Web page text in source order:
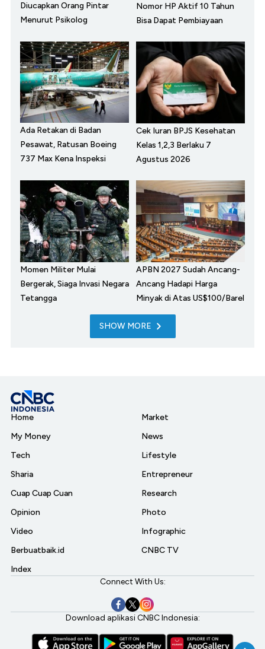
Diucapkan Orang Pintar
Menurut Psikolog
Nomor HP Aktif 10 Tahun
Bisa Dapat Pembiayaan
Ada Retakan di Badan
Pesawat, Ratusan Boeing
737 Max Kena Inspeksi
Cek Iuran BPJS Kesehatan
Kelas 1,2,3 Berlaku 7
Agustus 2026
Momen Militer Mulai
Bergerak, Siaga Invasi Negara
Tetangga
APBN 2027 Sudah Ancang-
Ancang Hadapi Harga
Minyak di Atas US$100/Barel
SHOW MORE
Home
My Money
Tech
Sharia
Cuap Cuap Cuan
Opinion
Video
Berbuatbaik.id
Index
Market
News
Lifestyle
Entrepreneur
Research
Photo
Infographic
CNBC TV
Connect With Us:
Download aplikasi CNBC Indonesia: